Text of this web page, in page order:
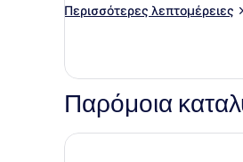
Περισσότερες λεπτομέρειες
Περισσότερες
Παρόμοια
Pefkon Suites